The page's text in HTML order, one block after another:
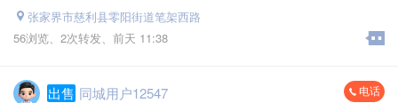
张家界市慈利县零阳街道笔架西路
56浏览、 2次转发、 前天 11:38
出售 同城用户12547 电话